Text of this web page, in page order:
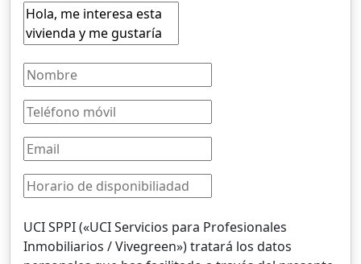
UCI SPPI («UCI Servicios para Profesionales
Inmobiliarios / Vivegreen») tratará los datos